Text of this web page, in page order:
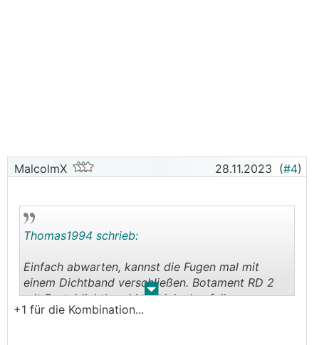
MalcolmX 28.11.2023 (#4)
. .
Thomas1994 schrieb:
Einfach abwarten, kannst die Fugen mal mit
einem Dichtband verschließen. Botament RD 2
mit Portaldichtband kann ich ebenfalls
empfehlen
+1 für die Kombination...